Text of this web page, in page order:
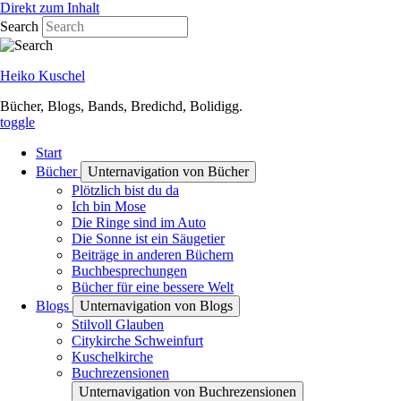
Direkt zum Inhalt
Search
Heiko Kuschel
Bücher, Blogs, Bands, Bredichd, Bolidigg.
toggle
Start
Bücher
Unternavigation von Bücher
Plötzlich bist du da
Ich bin Mose
Die Ringe sind im Auto
Die Sonne ist ein Säugetier
Beiträge in anderen Büchern
Buchbesprechungen
Bücher für eine bessere Welt
Blogs
Unternavigation von Blogs
Stilvoll Glauben
Citykirche Schweinfurt
Kuschelkirche
Buchrezensionen
Unternavigation von Buchrezensionen